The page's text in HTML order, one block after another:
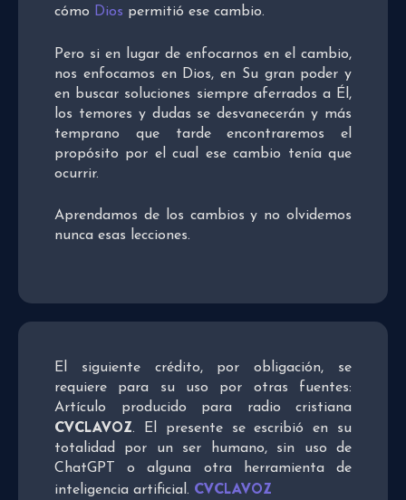
cómo Dios permitió ese cambio.
Pero si en lugar de enfocarnos en el cambio,
nos enfocamos en Dios, en Su gran poder y
en buscar soluciones siempre aferrados a Él,
los temores y dudas se desvanecerán y más
temprano que tarde encontraremos el
propósito por el cual ese cambio tenía que
ocurrir.
Aprendamos de los cambios y no olvidemos
nunca esas lecciones.
El siguiente crédito, por obligación, se
requiere para su uso por otras fuentes:
Artículo producido para radio cristiana
CVCLAVOZ. El presente se escribió en su
totalidad por un ser humano, sin uso de
ChatGPT o alguna otra herramienta de
inteligencia artificial. CVCLAVOZ